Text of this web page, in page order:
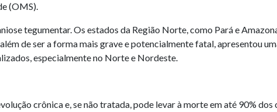
(OMS).
tegumentar. Os estados da Região Norte, como Pará e
de ser a forma mais grave e potencialmente fatal, apresentou
especialmente no Norte e Nordeste.
crônica e, se não tratada, pode levar à morte em até 90% dos